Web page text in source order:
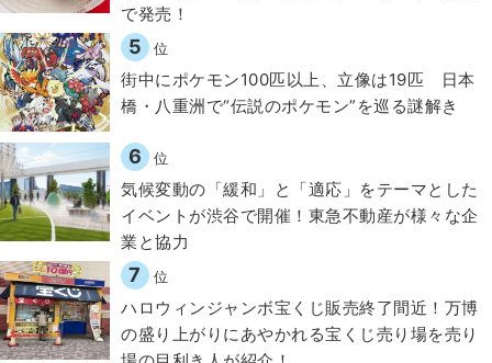
で発売！
5 位
街中にポケモン100匹以上、立像は19匹 日本
橋・八重洲で“伝説のポケモン”を巡る謎解き
6 位
気候変動の「緩和」と「適応」をテーマとした
イベントが渋谷で開催！東急不動産が様々な企
業と協力
7 位
ハロウィンジャンボ宝くじ販売終了間近！万博
の盛り上がりにあやかれる宝くじ売り場を売り